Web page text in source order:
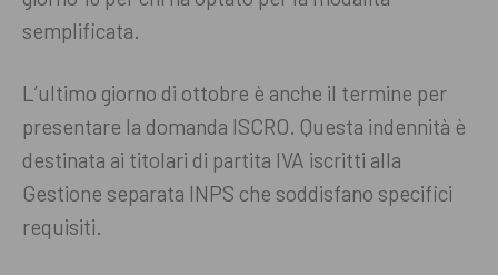
semplificata.
L’ultimo giorno di ottobre è anche il termine per
presentare la domanda ISCRO. Questa indennità è
destinata ai titolari di partita IVA iscritti alla
Gestione separata INPS che soddisfano specifici
requisiti.